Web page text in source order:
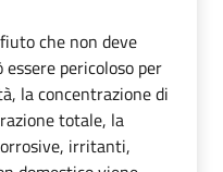
che non deve
pericoloso per
la concentrazione di
totale, la
irritanti,